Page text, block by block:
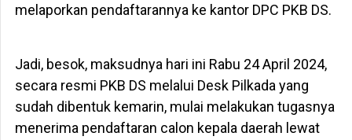
melaporkan pendaftarannya ke kantor DPC PKB DS.
Jadi, besok, maksudnya hari ini Rabu 24 April 2024,
secara resmi PKB DS melalui Desk Pilkada yang
sudah dibentuk kemarin, mulai melakukan tugasnya
menerima pendaftaran calon kepala daerah lewat